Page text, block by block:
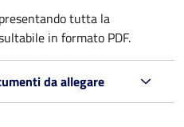
tutta la
in formato PDF.
da allegare